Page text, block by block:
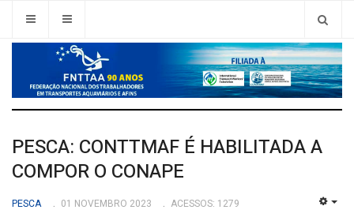
PESCA: CONTTMAF É HABILITADA A
COMPOR O CONAPE
PESCA 01 NOVEMBRO 2023 ACESSOS: 1279